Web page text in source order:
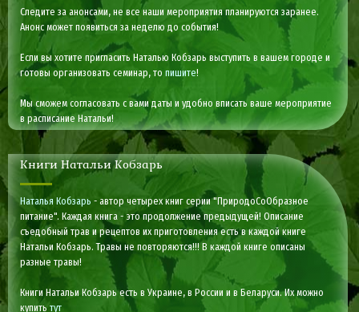
Следите за анонсами, не все наши мероприятия планируются заранее.
Анонс может появиться за неделю до события!
Если вы хотите пригласить Наталью Кобзарь выступить в вашем городе и
готовы организовать семинар, топишите!
Мы сможем согласовать с вами даты и удобно вписать ваше мероприятие
в расписание Натальи!
Книги Натальи Кобзарь
Наталья Кобзарь - автор четырех книг серии "ПриродоСоОбразное
питание". Каждая книга - это продолжение предыдущей! Описание
съедобный трав и рецептов их приготовления есть в каждой книге
Натальи Кобзарь. Травы не повторяются!!! В каждой книге описаны
разные травы!
Книги Натальи Кобзарь есть в Украине, в России и в Беларуси. Их можно
купитьтут